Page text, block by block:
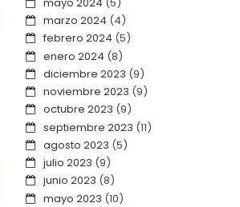
marzo 2024 (4)
febrero 2024 (5)
enero 2024 (8)
diciembre 2023 (9)
noviembre 2023 (9)
octubre 2023 (9)
septiembre 2023 (11)
agosto 2023 (5)
julio 2023 (9)
junio 2023 (8)
mayo 2023 (10)